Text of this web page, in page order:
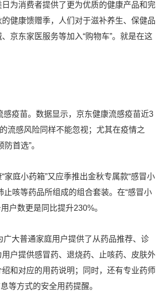
为消费者提供了更为优质的健康产品和完
健康馈赠季，人们对于滋补养生、保健品
京东家医服务等加入“购物车”。就是在这
感疫苗。数据显示，京东健康流感疫苗近3
流感风险同样不能忽视；尤其在疫情之
首选”。
庭小药箱”又应季推出金秋专属款“感冒小
咳等药品所组成的组合套装。在“感冒小
户数更是同比提升230%。
广大普通家庭用户提供了从药品推荐、诊
户提供感冒药、退烧药、止咳药、皮肤外
和对应的用药说明；同时，还有专业药师
等方式的安全用药提醒。